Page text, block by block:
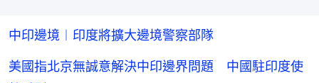
中印邊境︱印度將擴大邊境警察部隊
美國指北京無誠意解決中印邊界問題 中國駐印度使